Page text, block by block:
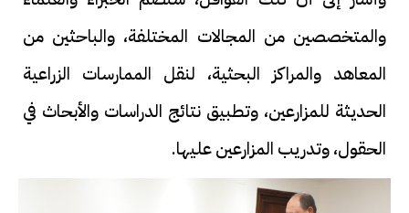
والمتخصصين من المجالات المختلفة، والباحثين من
المعاهد والمراكز البحثية، لنقل الممارسات الزراعية
الحديثة للمزارعين، وتطبيق نتائج الدراسات والأبحاث في
الحقول، وتدريب المزارعين عليها.